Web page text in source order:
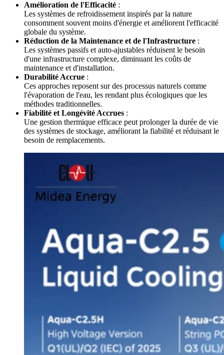
Amélioration de l'Efficacité :
Les systèmes de refroidissement inspirés par la nature
consomment souvent moins d'énergie et améliorent l'efficacité
globale du système.
Réduction de la Maintenance et de l'Infrastructure :
Les systèmes passifs et auto-ajustables réduisent le besoin
d'une infrastructure complexe, diminuant les coûts de
maintenance et d'installation.
Durabilité Accrue :
Ces approches reposent sur des processus naturels comme
l'évaporation de l'eau, les rendant plus écologiques que les
méthodes traditionnelles.
Fiabilité et Longévité Accrues :
Une gestion thermique efficace peut prolonger la durée de vie
des systèmes de stockage, améliorant la fiabilité et réduisant le
besoin de remplacements.